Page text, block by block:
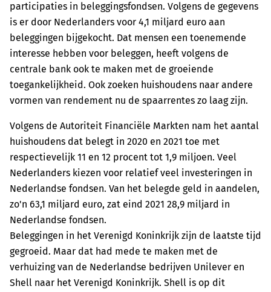
participaties in beleggingsfondsen. Volgens de gegevens
is er door Nederlanders voor 4,1 miljard euro aan
beleggingen bijgekocht. Dat mensen een toenemende
interesse hebben voor beleggen, heeft volgens de
centrale bank ook te maken met de groeiende
toegankelijkheid. Ook zoeken huishoudens naar andere
vormen van rendement nu de spaarrentes zo laag zijn.
Volgens de Autoriteit Financiële Markten nam het aantal
huishoudens dat belegt in 2020 en 2021 toe met
respectievelijk 11 en 12 procent tot 1,9 miljoen. Veel
Nederlanders kiezen voor relatief veel investeringen in
Nederlandse fondsen. Van het belegde geld in aandelen,
zo'n 63,1 miljard euro, zat eind 2021 28,9 miljard in
Nederlandse fondsen.
Beleggingen in het Verenigd Koninkrijk zijn de laatste tijd
gegroeid. Maar dat had mede te maken met de
verhuizing van de Nederlandse bedrijven Unilever en
Shell naar het Verenigd Koninkrijk. Shell is op dit